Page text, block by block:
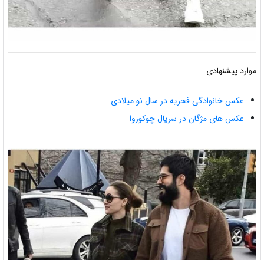
موارد پیشنهادی
عکس خانوادگی فحریه در سال نو میلادی
عکس های مژگان در سریال چوکوروا